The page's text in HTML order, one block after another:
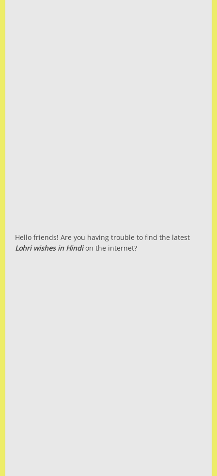
Hello friends! Are you having trouble to find the latest
Lohri wishes in Hindion the internet?